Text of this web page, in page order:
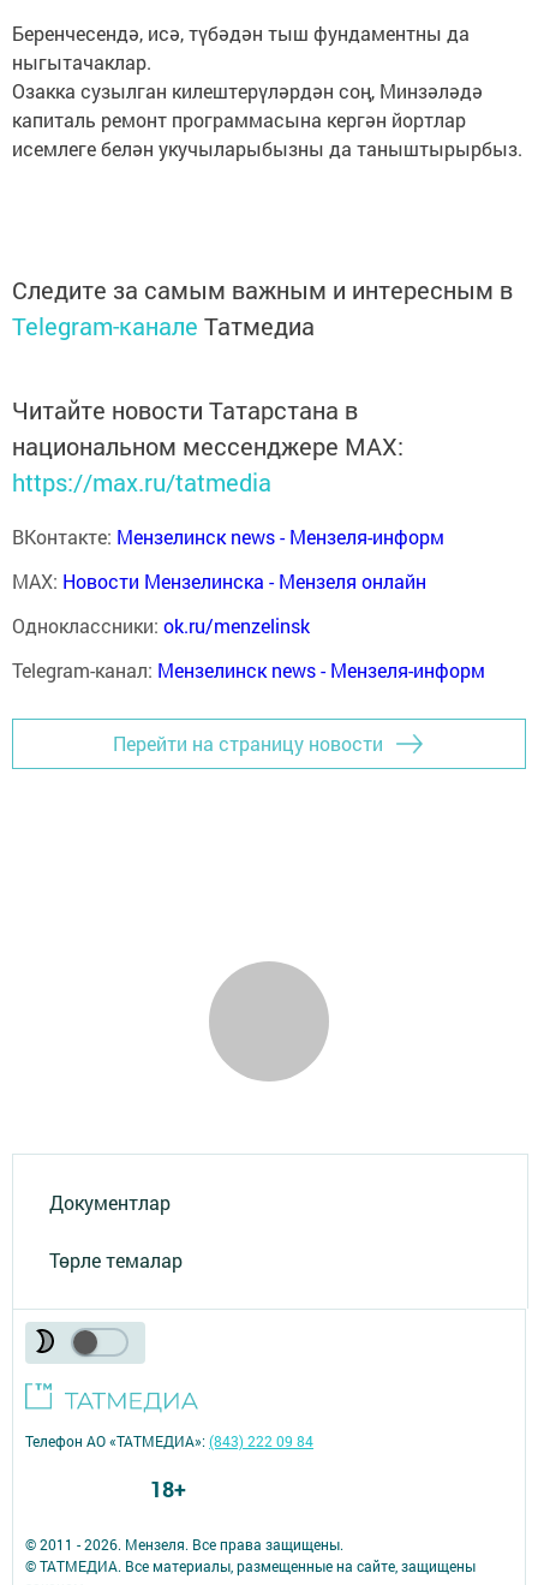
Беренчесендә, исә, түбәдән тыш фундаментны да
ныгытачаклар.
Озакка сузылган килештерүләрдән соң, Минзәләдә
капиталь ремонт программасына кергән йортлар
исемлеге белән укучыларыбызны да таныштырырбыз.
Следите за самым важным и интересным в
Telegram-канале Татмедиа
Читайте новости Татарстана в
национальном мессенджере MАХ:
https://max.ru/tatmedia
ВКонтакте: Мензелинск news - Мензеля-информ
MAX: Новости Мензелинска - Мензеля онлайн
Одноклассники: ok.ru/menzelinsk
Telegram-канал: Мензелинск news - Мензеля-информ
Перейти на страницу новости
Документлар
Төрле темалар
© 2011 - 2026. Мензеля. Все права защищены.
© ТАТМЕДИА. Все материалы, размещенные на сайте, защищены
Телефон АО «ТАТМЕДИА»:(843) 222 09 84
18+